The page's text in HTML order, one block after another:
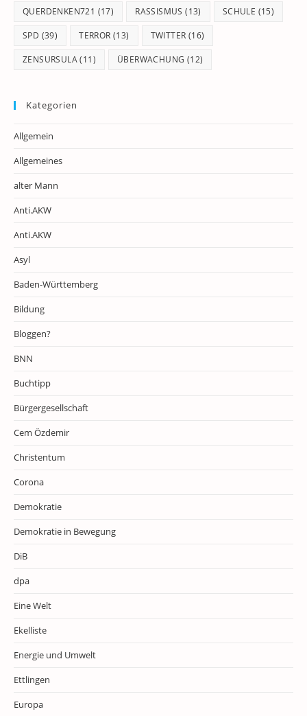
QUERDENKEN721 (17) RASSISMUS (13) SCHULE (15)
SPD (39) TERROR (13) TWITTER (16)
ZENSURSULA(11) ÜBERWACHUNG (12)
Kategorien
Allgemein
Allgemeines
alter Mann
Anti.AKW
Anti.AKW
Asyl
Baden-Württemberg
Bildung
Bloggen?
BNN
Buchtipp
Bürgergesellschaft
Cem Özdemir
Christentum
Corona
Demokratie
Demokratie in Bewegung
DiB
dpa
Eine Welt
Ekelliste
Energie und Umwelt
Ettlingen
Europa